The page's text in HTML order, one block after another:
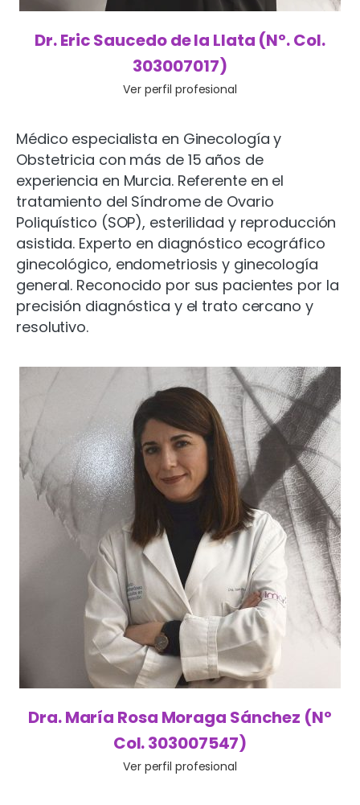
Dr. Eric Saucedo de la Llata (Nº. Col.
303007017)
Ver perfil profesional
Médico especialista en Ginecología y
Obstetricia con más de 15 años de
experiencia en Murcia. Referente en el
tratamiento del Síndrome de Ovario
Poliquístico (SOP), esterilidad y reproducción
asistida. Experto en diagnóstico ecográfico
ginecológico, endometriosis y ginecología
general. Reconocido por sus pacientes por la
precisión diagnóstica y el trato cercano y
resolutivo.
Dra. María Rosa Moraga Sánchez (Nº
Col. 303007547)
Ver perfil profesional